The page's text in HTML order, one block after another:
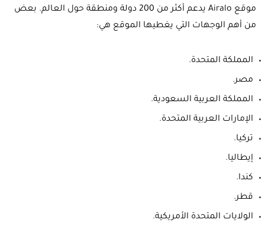
موقع Airalo يدعم أكثر من 200 دولة ومنطقة حول العالم. بعض
من أهم الوجهات التي يغطيها الموقع هي:
المملكة المتحدة.
مصر.
المملكة العربية السعودية.
الإمارات العربية المتحدة.
تركيا.
إيطاليا.
كندا.
قطر.
الولايات المتحدة الأمريكية.